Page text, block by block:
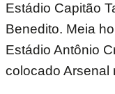
Estádio Capitão
Benedito. Meia
Estádio Antônio
colocado Arsenal